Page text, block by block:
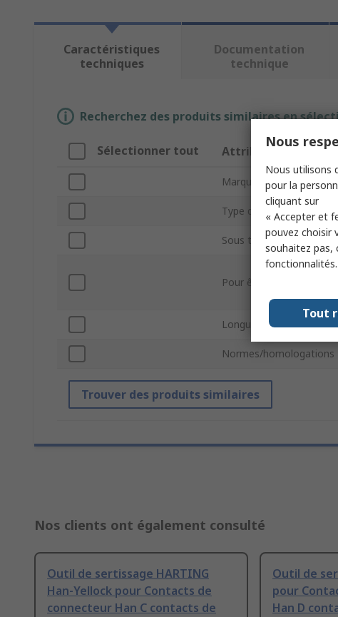
Caractéristiques
techniques
Documentation
technique
Recherchez des produits similaires en
Sélectionner tout Attribut
Marque
Type de produit
Sous type
Pour être utilisé avec
Longueur hors tout
Normes/homologations
Trouver des produits similaires
Nos clients ont également consulté
Outil de sertissage HARTING
Han-Yellock pour Contacts de
connecteur Han C contacts de
Outil de
pour
Han D
Nous
Nous utilisons
pour la
cliquant sur
« Accepter et
pouvez choisir
souhaitez pas,
Tout